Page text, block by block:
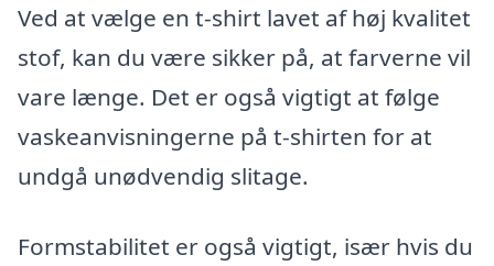
Ved at vælge en t-shirt lavet af høj kvalitet
stof, kan du være sikker på, at farverne vil
vare længe. Det er også vigtigt at følge
vaskeanvisningerne på t-shirten for at
undgå unødvendig slitage.
Formstabilitet er også vigtigt, især hvis du